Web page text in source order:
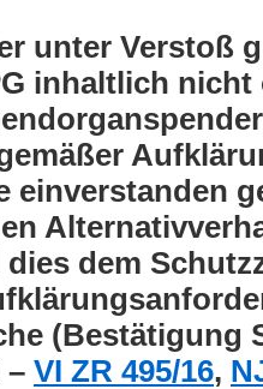
unter Verstoß
inhaltlich
einverstanden
dem
(Bestätigung
– VI ZR 495/16,